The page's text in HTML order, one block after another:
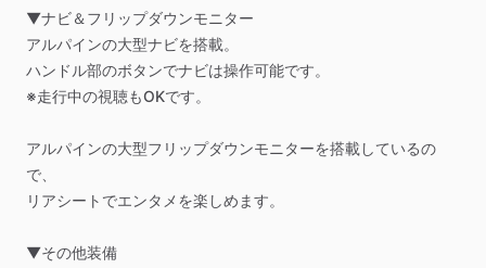
▼ナビ＆フリップダウンモニター
アルパインの大型ナビを搭載。
ハンドル部のボタンでナビは操作可能です。
※走行中の視聴もOKです。
アルパインの大型フリップダウンモニターを搭載しているの
で、
リアシートでエンタメを楽しめます。
▼その他装備